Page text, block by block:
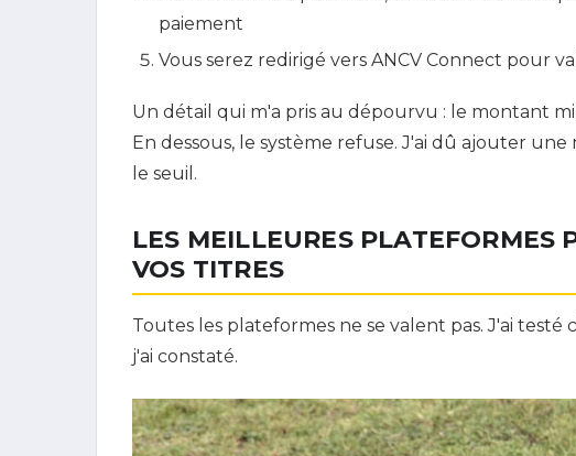
paiement
Vous serez redirigé vers ANCV Connect pour
Un détail qui m'a pris au dépourvu : le montant
En dessous, le système refuse. J'ai dû ajouter
le seuil.
LES MEILLEURES PLATEFORMES
VOS TITRES
Toutes les plateformes ne se valent pas. J'ai testé
j'ai constaté.